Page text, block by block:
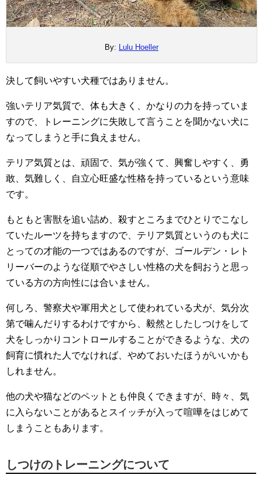
By: Lulu Hoeller
決して飼いやすい犬種ではありません。
強いテリア気質で、体も大きく、かなりの力を持っていま
すので、トレーニングに失敗して言うことを聞かない犬に
なってしまうと手に負えません。
テリア気質とは、頑固で、気が強くて、興奮しやすく、勇
敢、気難しく、自立心旺盛な性格を持っているという意味
です。
もともと害獣を追い詰め、殺すところまでひとりでこなし
ていたルーツを持ちますので、テリア気質というのも犬に
とっての才能の一つではあるのですが、ゴールデン・レト
リーバーのような従順でやさしい性格の犬を飼おうと思っ
ている方の方向性には合いません。
何しろ、警察犬や軍用犬として使われている犬が、気分次
第で噛んだりするわけですから、毅然としたしつけをして
犬をしっかりコントロールすることができるような、犬の
飼育に慣れた人でなければ、やめておいたほうがいいかも
しれません。
他の犬や猫などのペットとも仲良くできますが、時々、気
に入らないことがあるとスイッチが入って喧嘩をはじめて
しまうこともあります。
しつけのトレーニングについて